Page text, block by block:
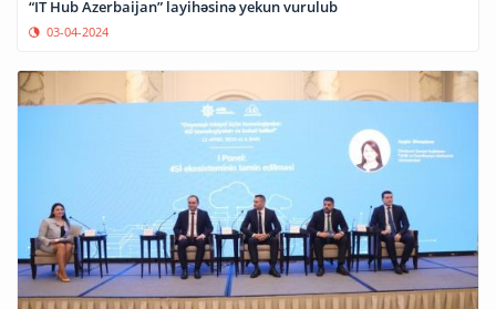
“IT Hub Azerbaijan” layihəsinə yekun vurulub
03-04-2024